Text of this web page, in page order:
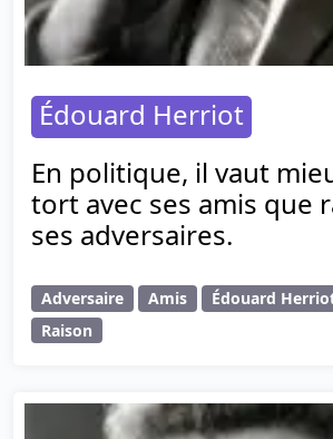
Édouard Herriot
En politique, il vaut
tort avec ses amis que
ses adversaires.
Adversaire Amis Édouard
Raison